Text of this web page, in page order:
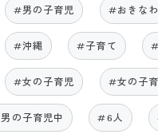
#男の子育児 #おきなわ
#沖縄 #子育て
#女の子育児 #女の子
の子育児中 #6人